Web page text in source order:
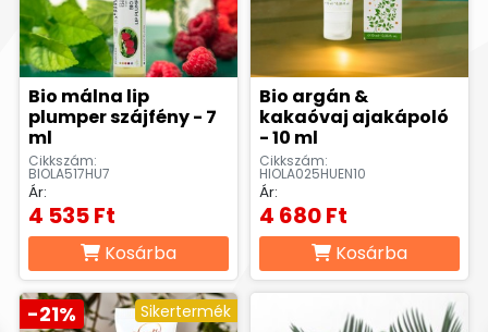
Bio málna lip
plumper szájfény - 7
ml
Cikkszám:
BIOLA517HU7
Ár:
4 535 Ft
Kosárba
Bio argán &
kakaóvaj ajakápoló
- 10 ml
Cikkszám:
HIOLA025HUEN10
Ár:
4 680 Ft
Kosárba
-21% Sikertermék